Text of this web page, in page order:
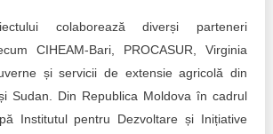
colaborează diverși parteneri
CIHEAM-Bari, PROCASUR, Virginia
și servicii de extensie agricolă din
Sudan. Din Republica Moldova în cadrul
Institutul pentru Dezvoltare și Inițiative